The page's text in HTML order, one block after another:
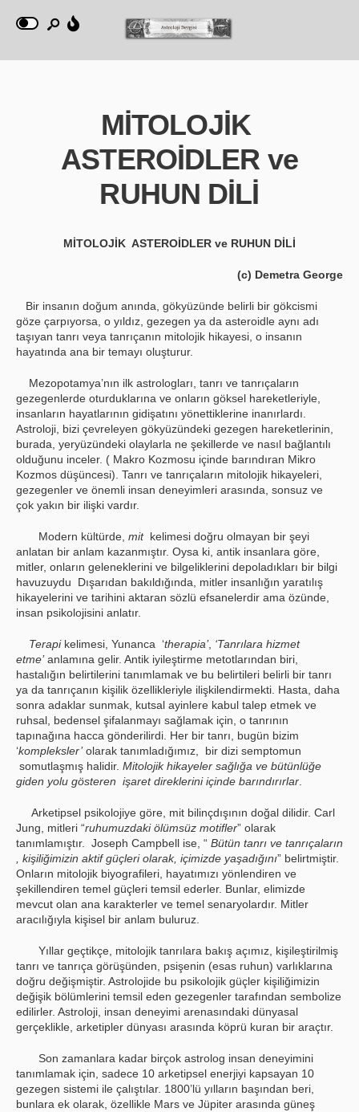
MİTOLOJİK
ASTEROİDLER ve
RUHUN DİLİ
MİTOLOJİK ASTEROİDLER ve RUHUN DİLİ
(c) Demetra George
Bir insanın doğum anında, gökyüzünde belirli bir gökcismi
göze çarpıyorsa, o yıldız, gezegen ya da asteroidle aynı adı
taşıyan tanrı veya tanrıçanın mitolojik hikayesi, o insanın
hayatında ana bir temayı oluşturur.
Mezopotamya’nın ilk astrologları, tanrı ve tanrıçaların
gezegenlerde oturduklarına ve onların göksel hareketleriyle,
insanların hayatlarının gidişatını yönettiklerine inanırlardı.
Astroloji, bizi çevreleyen gökyüzündeki gezegen hareketlerinin,
burada, yeryüzündeki olaylarla ne şekillerde ve nasıl bağlantılı
olduğunu inceler. ( Makro Kozmosu içinde barındıran Mikro
Kozmos düşüncesi). Tanrı ve tanrıçaların mitolojik hikayeleri,
gezegenler ve önemli insan deneyimleri arasında, sonsuz ve
çok yakın bir ilişki vardır.
Modern kültürde, mit kelimesi doğru olmayan bir şeyi
anlatan bir anlam kazanmıştır. Oysa ki, antik insanlara göre,
mitler, onların geleneklerini ve bilgeliklerini depoladıkları bir bilgi
havuzuydu Dışarıdan bakıldığında, mitler insanlığın yaratılış
hikayelerini ve tarihini aktaran sözlü efsanelerdir ama özünde,
insan psikolojisini anlatır.
Terapi kelimesi, Yunanca ‘therapia’, ‘Tanrılara hizmet
etme’anlamına gelir. Antik iyileştirme metotlarından biri,
hastalığın belirtilerini tanımlamak ve bu belirtileri belirli bir tanrı
ya da tanrıçanın kişilik özellikleriyle ilişkilendirmekti. Hasta, daha
sonra adaklar sunmak, kutsal ayinlere kabul talep etmek ve
ruhsal, bedensel şifalanmayı sağlamak için, o tanrının
tapınağına hacca gönderilirdi. Her bir tanrı, bugün bizim
‘kompleksler’olarak tanımladığımız, bir dizi semptomun
somutlaşmış halidir. Mitolojik hikayeler sağlığa ve bütünlüğe
giden yolu gösteren işaret direklerini içinde barındırırlar
Arketipsel psikolojiye göre, mit bilinçdışının doğal dilidir. Carl
Jung, mitleri “ruhumuzdaki ölümsüz motifler” olarak
tanımlamıştır. Joseph Campbell ise, “ Bütün tanrı ve tanrıçaların
, kişiliğimizin aktif güçleri olarak, içimizde yaşadığını” belirtmiştir.
Onların mitolojik biyografileri, hayatımızı yönlendiren ve
şekillendiren temel güçleri temsil ederler. Bunlar, elimizde
mevcut olan ana karakterler ve temel senaryolardır. Mitler
aracılığıyla kişisel bir anlam buluruz.
Yıllar geçtikçe, mitolojik tanrılara bakış açımız, kişileştirilmiş
tanrı ve tanrıça görüşünden, psişenin (esas ruhun) varlıklarına
doğru değişmiştir. Astrolojide bu psikolojik güçler kişiliğimizin
değişik bölümlerini temsil eden gezegenler tarafından sembolize
edilirler. Astroloji, insan deneyimi arenasındaki dünyasal
gerçeklikle, arketipler dünyası arasında köprü kuran bir araçtır.
Son zamanlara kadar birçok astrolog insan deneyimini
tanımlamak için, sadece 10 arketipsel enerjiyi kapsayan 10
gezegen sistemi ile çalıştılar. 1800’lü yılların başından beri,
bunlara ek olarak, özellikle Mars ve Jüpiter arasında güneş